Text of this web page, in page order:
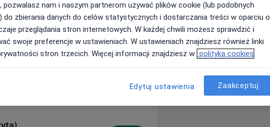
pozwalasz nam i naszym partnerom używać plików cookie (lub podobnych
do zbierania danych do celów statystycznych i dostarczania treści w oparciu o
przeglądania stron internetowych. W każdej chwili możesz sprawdzić i
swoje preferencje w ustawieniach. W ustawieniach znajdziesz również linki
stron trzecich. Więcej informacji znajdziesz w polityka cookies
Edytuj ustawienia Zaakceptuj